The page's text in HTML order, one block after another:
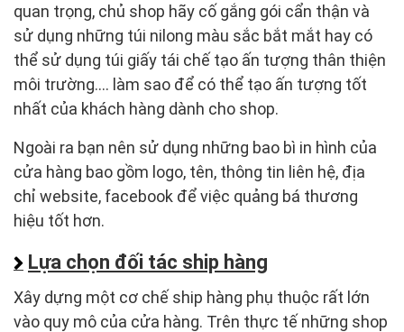
quan trọng, chủ shop hãy cố gắng gói cẩn thận và
sử dụng những túi nilong màu sắc bắt mắt hay có
thể sử dụng túi giấy tái chế tạo ấn tượng thân thiện
môi trường…. làm sao để có thể tạo ấn tượng tốt
nhất của khách hàng dành cho shop.
Ngoài ra bạn nên sử dụng những bao bì in hình của
cửa hàng bao gồm logo, tên, thông tin liên hệ, địa
chỉ website, facebook để việc quảng bá thương
hiệu tốt hơn.
Lựa chọn đối tác ship hàng
Xây dựng một cơ chế ship hàng phụ thuộc rất lớn
vào quy mô của cửa hàng. Trên thực tế những shop